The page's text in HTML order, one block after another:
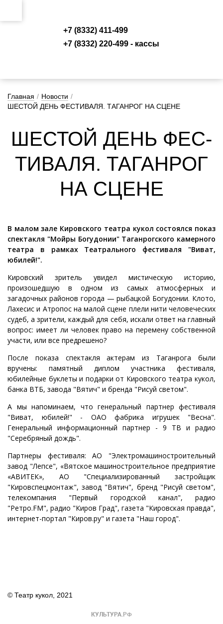
+7 (8332) 411-499
+7 (8332) 220-499 - кассы
Главная / Новости /
ШЕСТОЙ ДЕНЬ ФЕСТИВАЛЯ. ТАГАНРОГ НА СЦЕНЕ
ШЕС­ТОЙ ДЕНЬ ФЕС­
ТИ­ВА­ЛЯ. ТА­ГАН­РОГ
НА СЦЕ­НЕ
В малом зале Кировского театра кукол состоялся показ
спектакля "Мойры Богудонии" Таганрогского камерного
театра в рамках Театрального фестиваля "Виват,
юбилей!".
Кировский зритель увидел мистическую историю,
произошедшую в одном из самых атмосферных и
загадочных районов города — рыбацкой Богудонии. Клото,
Лахесис и Атропос на малой сцене плели нити человеческих
судеб, а зрители, каждый для себя, искали ответ на главный
вопрос: имеет ли человек право на перемену собственной
участи, или все предрешено?
После показа спектакля актерам из Таганрога были
вручены: памятный диплом участника фестиваля,
юбилейные буклеты и подарки от Кировского театра кукол,
банка ВТБ, завода "Вятич" и бренда "Рисуй светом".
А мы напоминаем, что генеральный партнер фестиваля
"Виват, юбилей!" - ОАО фабрика игрушек "Весна".
Генеральный информационный партнер - 9 ТВ и радио
"Серебряный дождь".
Партнеры фестиваля: АО "Электромашиностроительный
завод "Лепсе", «Вятское машиностроительное предприятие
«АВИТЕК», АО "Специализированный застройщик
"Кировспецмонтаж", завод "Вятич", бренд "Рисуй светом",
телекомпания "Первый городской канал", радио
"Ретро.FM", радио "Киров Град", газета "Кировская правда",
интернет-портал "Киров.ру" и газета "Наш город".
© Театр кукол, 2021